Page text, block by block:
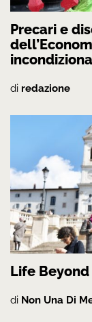
Precari e
di redazione
Life
di Non Una Di